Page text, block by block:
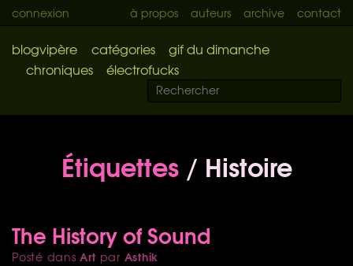
connexion à propos auteurs archive contact
blogvipère catégories
gif du dimanche
chroniques
électrofucks
Étiquettes/ Histoire
The History of Sound
Posté dansArt par Asthik